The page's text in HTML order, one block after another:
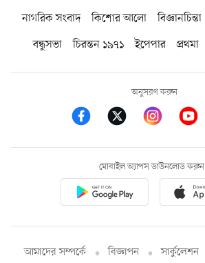
নাগরিক সংবাদ কিশোর আলো বিজ্ঞানচিন্তা
বন্ধুসভা
চিরন্তন ১৯৭১ ইপেপার প্রথমা
অনুসরণ করুন
মোবাইল অ্যাপস ডাউনলোড করুন
আমাদের সম্পর্কে বিজ্ঞাপন সার্কুলেশন